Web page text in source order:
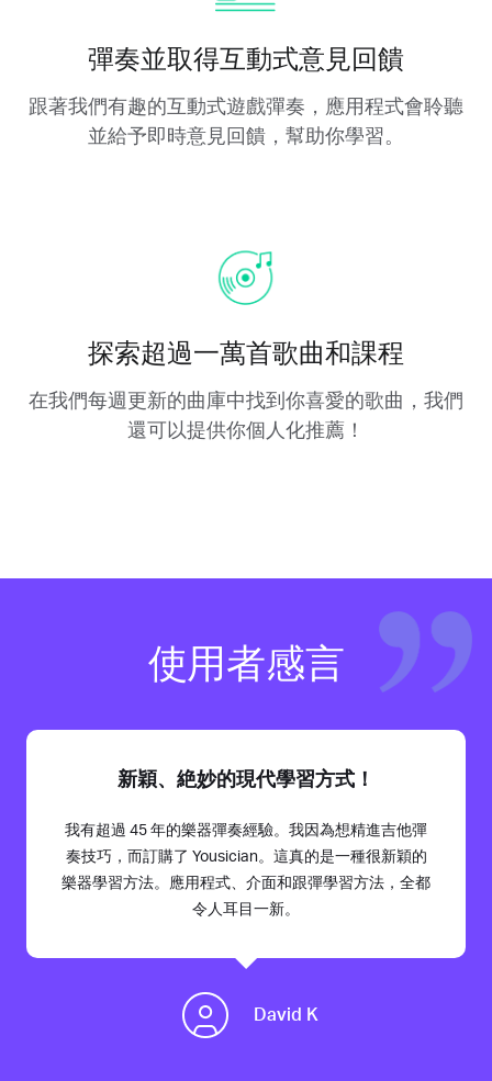
彈奏並取得互動式意見回饋
跟著我們有趣的互動式遊戲彈奏，應用程式會聆聽
並給予即時意見回饋，幫助你學習。
探索超過一萬首歌曲和課程
在我們每週更新的曲庫中找到你喜愛的歌曲，我們
還可以提供你個人化推薦！
使用者感言
新穎、絶妙的現代學習方式！
我有超過 45 年的樂器彈奏經驗。我因為想精進吉他彈
奏技巧，而訂購了 Yousician。這真的是一種很新穎的
樂器學習方法。應用程式、介面和跟彈學習方法，全都
令人耳目一新。
David K